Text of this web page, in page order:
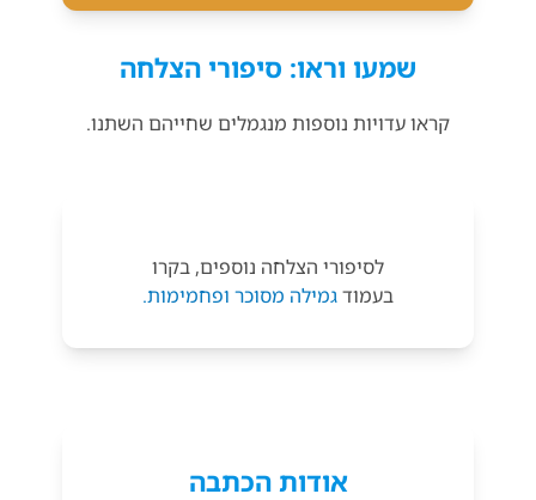
שמעו וראו: סיפורי הצלחה
קראו עדויות נוספות מנגמלים שחייהם השתנו.
לסיפורי הצלחה נוספים, בקרו
בעמודגמילה מסוכר ופחמימות.
אודות הכתבה